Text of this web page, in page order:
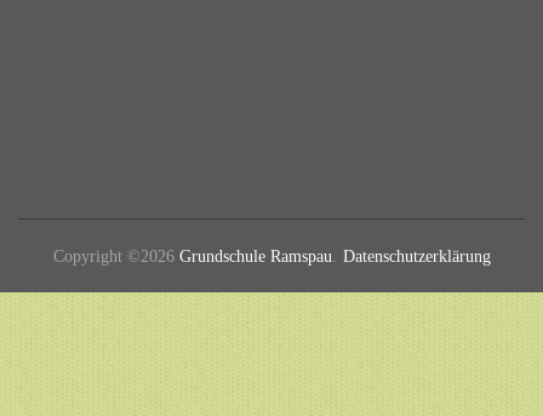
Copyright ©2026 Grundschule Ramspau Datenschutzerklärung